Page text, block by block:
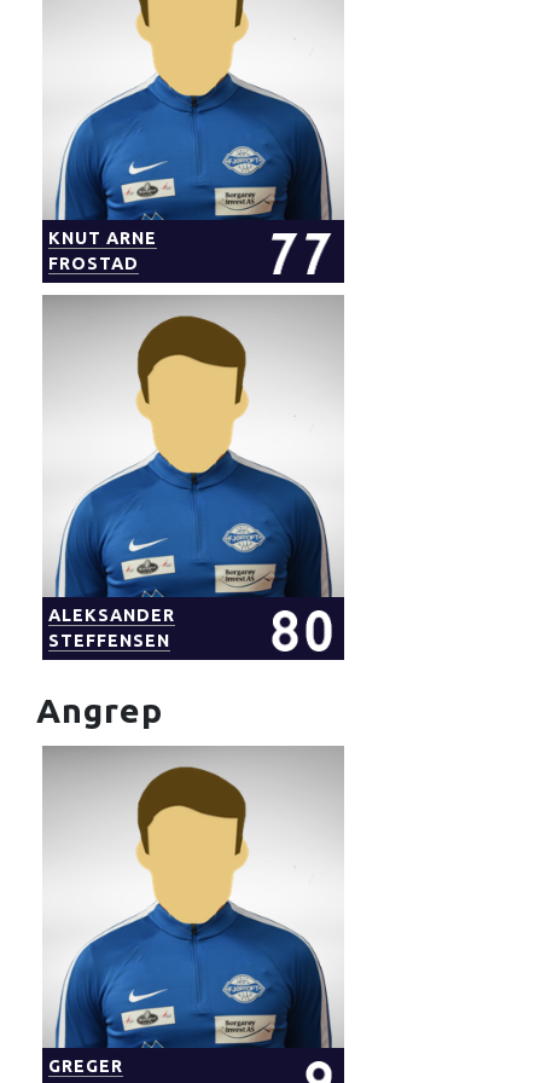
KNUT ARNE
FROSTAD
ALEKSANDER
STEFFENSEN
Angrep
GREGER